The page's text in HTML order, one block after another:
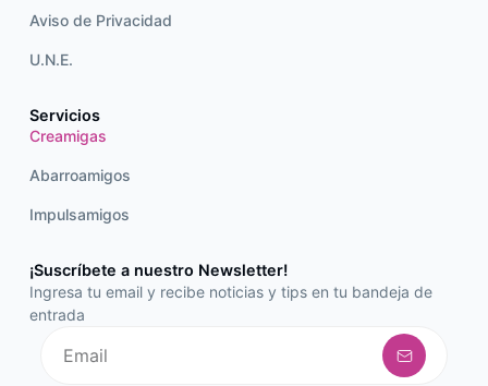
Aviso de Privacidad
U.N.E.
Servicios
Creamigas
Abarroamigos
Impulsamigos
¡Suscríbete a nuestro Newsletter!
Ingresa tu email y recibe noticias y tips en tu bandeja de
entrada